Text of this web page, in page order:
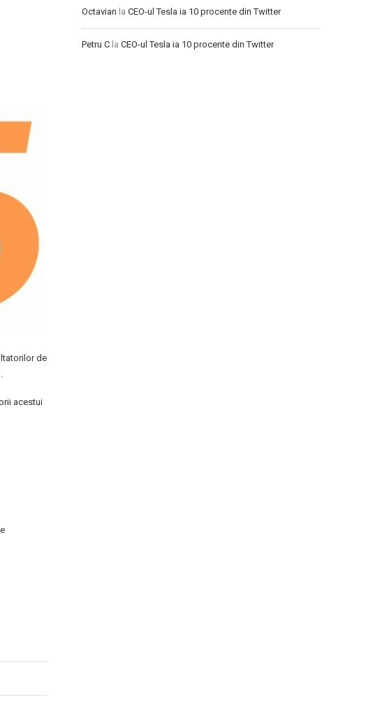
de
acestui
Octavian la CEO-ul Tesla ia 10 procente din Twitter
Petru C la CEO-ul Tesla ia 10 procente din Twitter